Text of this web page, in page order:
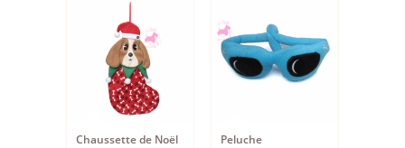
Chaussette de Noël
Peluche